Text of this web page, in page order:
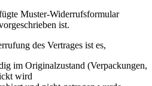
Muster-Widerrufsformular
ist.
des Vertrages ist es,
im Originalzustand (Verpackungen,
wird